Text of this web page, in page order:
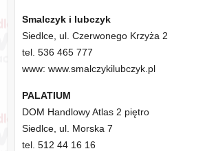
Smalczyk i lubczyk
Siedlce, ul. Czerwonego Krzyża 2
tel. 536 465 777
www: www.smalczykilubczyk.pl
PALATIUM
DOM Handlowy Atlas 2 piętro
Siedlce, ul. Morska 7
tel. 512 44 16 16